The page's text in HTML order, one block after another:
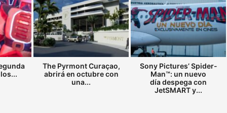
The Pyrmont Curaçao,
abrirá en octubre con
una...
Sony Pictures’ Spider-
Man™: un nuevo
día despega con
JetSMART y...